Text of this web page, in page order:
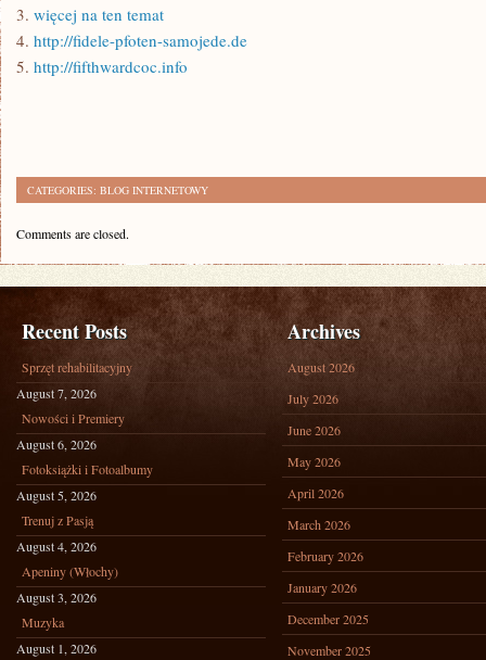
3. więcej na ten temat
4. http://fidele-pfoten-samojede.de
5. http://fifthwardcoc.info
CATEGORIES: BLOG INTERNETOWY
Comments are closed.
Recent Posts
Sprzęt rehabilitacyjny
August 7, 2026
Nowości i Premiery
August 6, 2026
Fotoksiążki i Fotoalbumy
August 5, 2026
Trenuj z Pasją
August 4, 2026
Apeniny (Włochy)
August 3, 2026
Muzyka
August 1, 2026
Archives
August 2026
July 2026
June 2026
May 2026
April 2026
March 2026
February 2026
January 2026
December 2025
November 2025